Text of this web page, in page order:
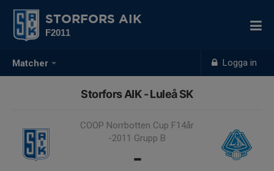
Matcher Logga in
STORFORS AIK
F2011
Storfors AIK - Luleå SK
COOP Norrbotten Cup F14år
-2011 Grupp B
-